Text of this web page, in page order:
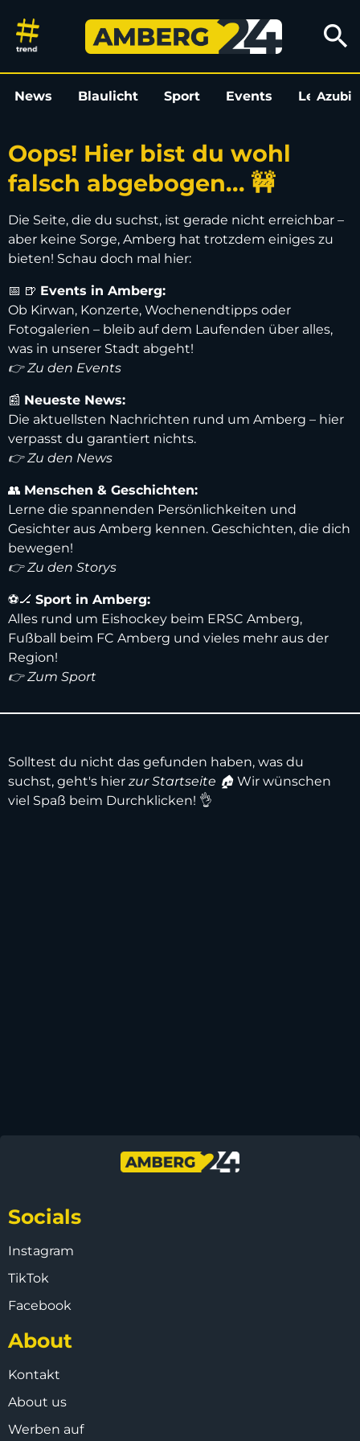
Oops! Hier bist du wohl falsch
search
News Blaulicht Sport Events LeoAzubi
Oops! Hier bist du wohl
falsch abgebogen... 🚧
Die Seite, die du suchst, ist gerade nicht erreichbar –
aber keine Sorge, Amberg hat trotzdem einiges zu
bieten! Schau doch mal hier:
📅 🍺 Events in Amberg:
Ob Kirwan, Konzerte, Wochenendtipps oder
Fotogalerien – bleib auf dem Laufenden über alles,
was in unserer Stadt abgeht!
👉 Zu den Events
📰 Neueste News:
Die aktuellsten Nachrichten rund um Amberg – hier
verpasst du garantiert nichts.
👉 Zu den News
👥 Menschen & Geschichten:
Lerne die spannenden Persönlichkeiten und
Gesichter aus Amberg kennen. Geschichten, die dich
bewegen!
👉 Zu den Storys
⚽️🏒 Sport in Amberg:
Alles rund um Eishockey beim ERSC Amberg,
Fußball beim FC Amberg und vieles mehr aus der
Region!
👉 Zum Sport
Solltest du nicht das gefunden haben, was du
suchst, geht's hier zur Startseite 🏠 Wir wünschen
viel Spaß beim Durchklicken! 👌
Socials
Instagram
TikTok
Facebook
About
Kontakt
About us
Werben auf